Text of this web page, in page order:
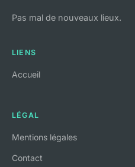
Pas mal de nouveaux lieux.
LIENS
Accueil
LÉGAL
Mentions légales
Contact